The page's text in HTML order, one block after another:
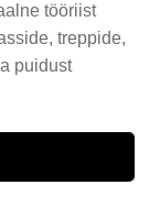
tööriist
treppide,
puidust